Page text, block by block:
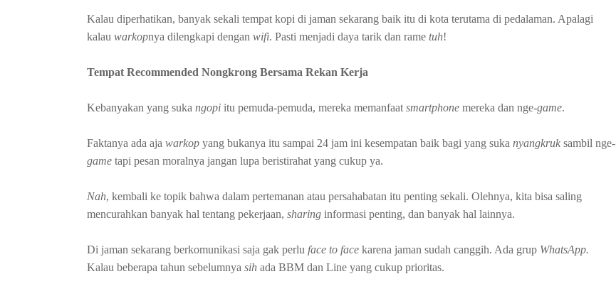
Kalau diperhatikan, banyak sekali tempat kopi di jaman sekarang baik itu di kota terutama di pedalaman. Apalagi
kalau warkopnya dilengkapi dengan wifi. Pasti menjadi daya tarik dan rame tuh!
Tempat Recommended Nongkrong Bersama Rekan Kerja
Kebanyakan yang suka ngopi itu pemuda-pemuda, mereka memanfaat smartphone mereka dan nge-game.
Faktanya ada aja warkop yang bukanya itu sampai 24 jam ini kesempatan baik bagi yang suka nyangkruk sambil nge-
game tapi pesan moralnya jangan lupa beristirahat yang cukup ya.
Nah, kembali ke topik bahwa dalam pertemanan atau persahabatan itu penting sekali. Olehnya, kita bisa saling
mencurahkan banyak hal tentang pekerjaan, sharing informasi penting, dan banyak hal lainnya.
Di jaman sekarang berkomunikasi saja gak perlu face to face karena jaman sudah canggih. Ada grup WhatsApp.
Kalau beberapa tahun sebelumnya sih ada BBM dan Line yang cukup prioritas.